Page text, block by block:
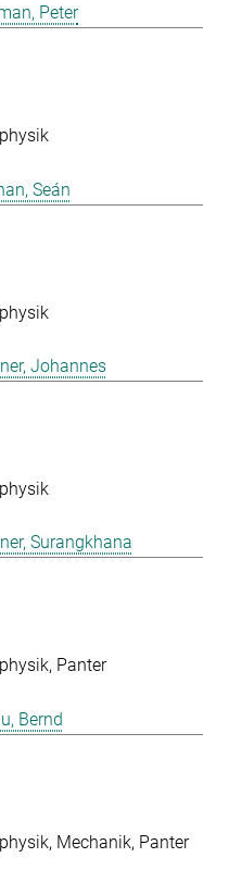
Peter
Seán
Johannes
Surangkhana
Panter
Bernd
Mechanik Panter